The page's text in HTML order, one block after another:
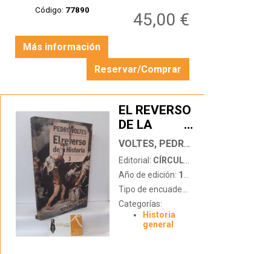
Código: 77890 45,00 €
Más información
Reservar/Comprar
EL REVERSO
DE LA
HISTORIA 3.
DUDAS Y
ENIGMAS DE
LA
HISTORIA
…
VOLTES, PEDRO
Editorial: CÍRCULO DE LECTORES
Año de edición: 1993
Tipo de encuadernación:
Categorías:
Historia
general